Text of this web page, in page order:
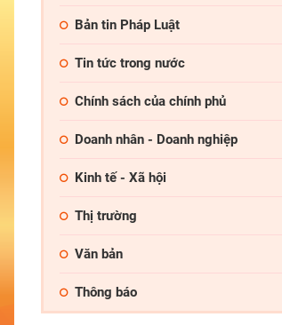
* cần điền đầy đủ thông tin
Bản tin Pháp Luật
Tin tức trong nước
Chính sách của chính phủ
Doanh nhân - Doanh nghiệp
Kinh tế - Xã hội
Thị trường
Văn bản
Thông báo